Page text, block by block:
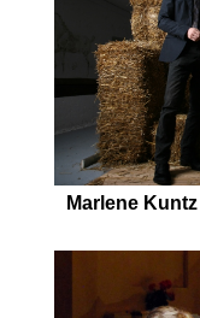
Marlene